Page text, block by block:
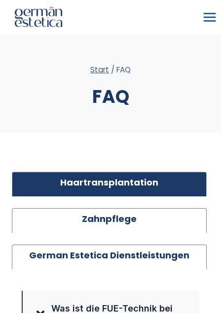
Zum
Inhalt
Start / FAQ
FAQ
Haartransplantation
Zahnpflege
German Estetica Dienstleistungen
Was ist die FUE-Technik bei